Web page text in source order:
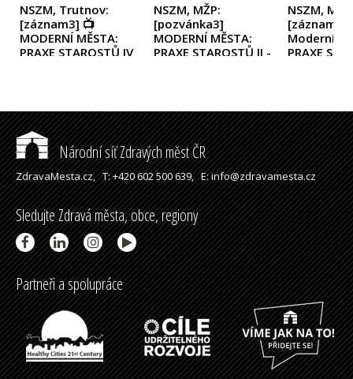
NSZM, Trutnov:
[záznam3] 📺
MODERNÍ MĚSTA:
PRAXE STAROSTŮ IV
NSZM, MŽP:
[pozvánka3]
MODERNÍ MĚSTA:
PRAXE STAROSTŮ II -
NSZM,
[záznam3]
Moderní
PRAXE
Národní síť Zdravých měst ČR
ZdravaMesta.cz,T: +420 602 500 639,E: info@zdravamesta.cz
Sledujte Zdravá města, obce, regiony
Partneři a spolupráce